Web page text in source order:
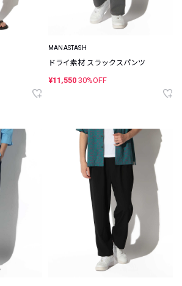
MANASTASH
ドライ素材 スラックスパンツ
¥11,550 30%OFF